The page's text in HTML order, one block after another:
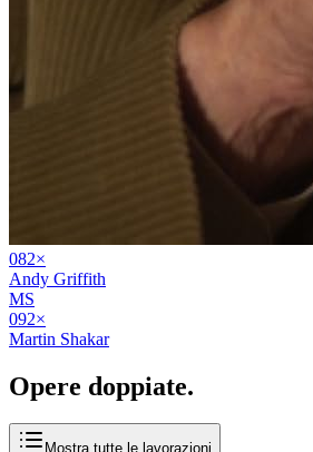
082×
Andy Griffith
MS
092×
Martin Shakar
Opere doppiate.
Mostra tutte le lavorazioni